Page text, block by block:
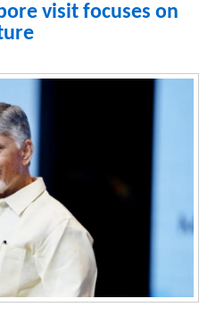
visit focuses on